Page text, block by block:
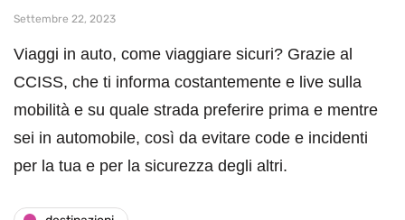
Settembre 22, 2023
Viaggi in auto, come viaggiare sicuri? Grazie al
CCISS, che ti informa costantemente e live sulla
mobilità e su quale strada preferire prima e mentre
sei in automobile, così da evitare code e incidenti
per la tua e per la sicurezza degli altri.